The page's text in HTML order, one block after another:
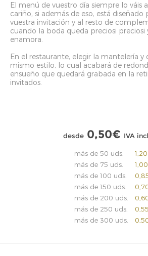
El menú de vuestro día siempre lo váis
cariño, si además de eso, está
vuestra invitación y al resto de
cuando la boda queda preciosi
enamora.
En el restaurante, elegir la mantelería y
mismo estilo, lo cual acabará de
ensueño que quedará grabada en la
invitados.
desde 0,50€ IVA
más de 50 uds.
más de 75 uds.
más de 100 uds.
más de 150 uds.
más de 200 uds.
más de 250 uds.
más de 300 uds.